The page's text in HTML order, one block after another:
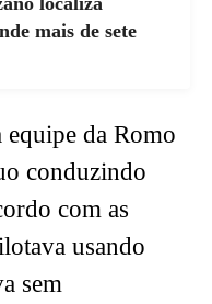
mais de sete
equipe da Romo
conduzindo
com as
usando
sem